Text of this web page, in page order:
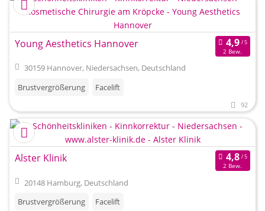
Young Aesthetics Hannover
2 Bew.
30159 Hannover, Niedersachsen, Deutschland
Brustvergrößerung
Facelift
92
Alster Klinik
2 Bew.
20148 Hamburg, Deutschland
Brustvergrößerung
Facelift